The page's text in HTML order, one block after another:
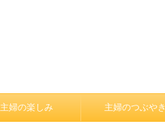
主婦の楽しみ 主婦のつぶやき